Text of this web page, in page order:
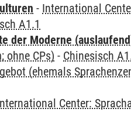
- International
A1.1
der Moderne
ohne CPs) - Chinesisch
(ehemals
Center: